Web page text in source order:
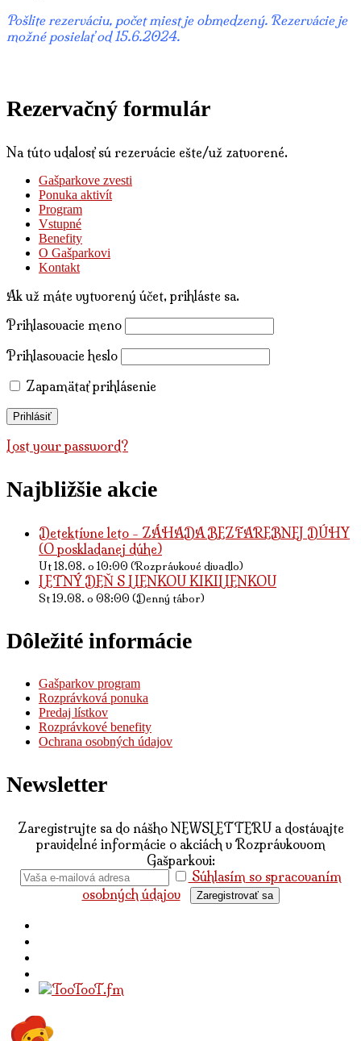
Pošlite rezerváciu, počet miest je obmedzený. Rezervácie je
možné posielať od 15.6.2024.
Rezervačný formulár
Na túto udalosť sú rezervácie ešte/už zatvorené.
Gašparkove zvesti
Ponuka aktivít
Program
Vstupné
Benefity
O Gašparkovi
Kontakt
Ak už máte vytvorený účet, prihláste sa.
Prihlasovacie meno
Prihlasovacie heslo
Zapamätať prihlásenie
Lost your password?
Najbližšie akcie
Detektívne leto - ZÁHADA BEZFAREBNEJ DÚHY
(O poskladanej dúhe)
Ut 18.08. o 10:00 (Rozprávkové divadlo)
LETNÝ DEŇ S LIENKOU KIKILIENKOU
St 19.08. o 08:00 (Denný tábor)
Dôležité informácie
Gašparkov program
Rozprávková ponuka
Predaj lístkov
Rozprávkové benefity
Ochrana osobných údajov
Newsletter
Zaregistrujte sa do nášho NEWSLETTERU a dostávajte
pravidelné informácie o akciách v Rozprávkovom
Gašparkovi:
Súhlasím so spracovaním
osobných údajov
Zaregistrovať sa